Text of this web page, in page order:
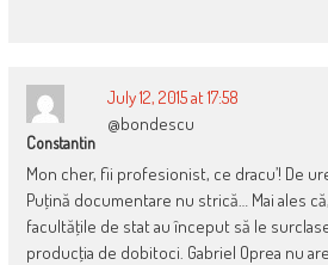
Constantin
July 12, 2015 at 17:58
@bondescu
Mon cher, fii profesionist, ce dracu’! De
Puţină documentare nu strică… Mai ales
facultăţile de stat au început să le
producţia de dobitoci. Gabriel Oprea nu